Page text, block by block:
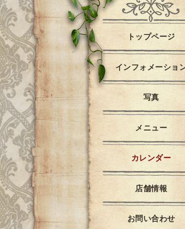
トップページ
インフォメーショ
写真
メニュー
カレンダー
店舗情報
お問い合わせ